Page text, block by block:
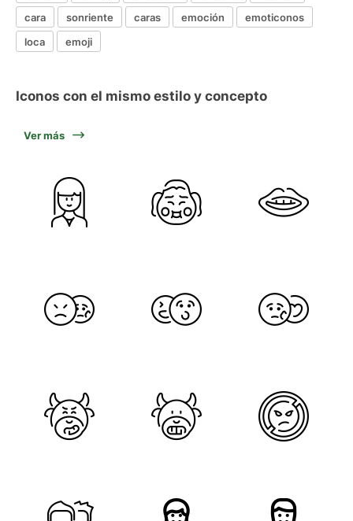
cara
sonriente caras emoción
emoticonos
loca
emoji
Iconos con el mismo estilo y concepto
Ver más